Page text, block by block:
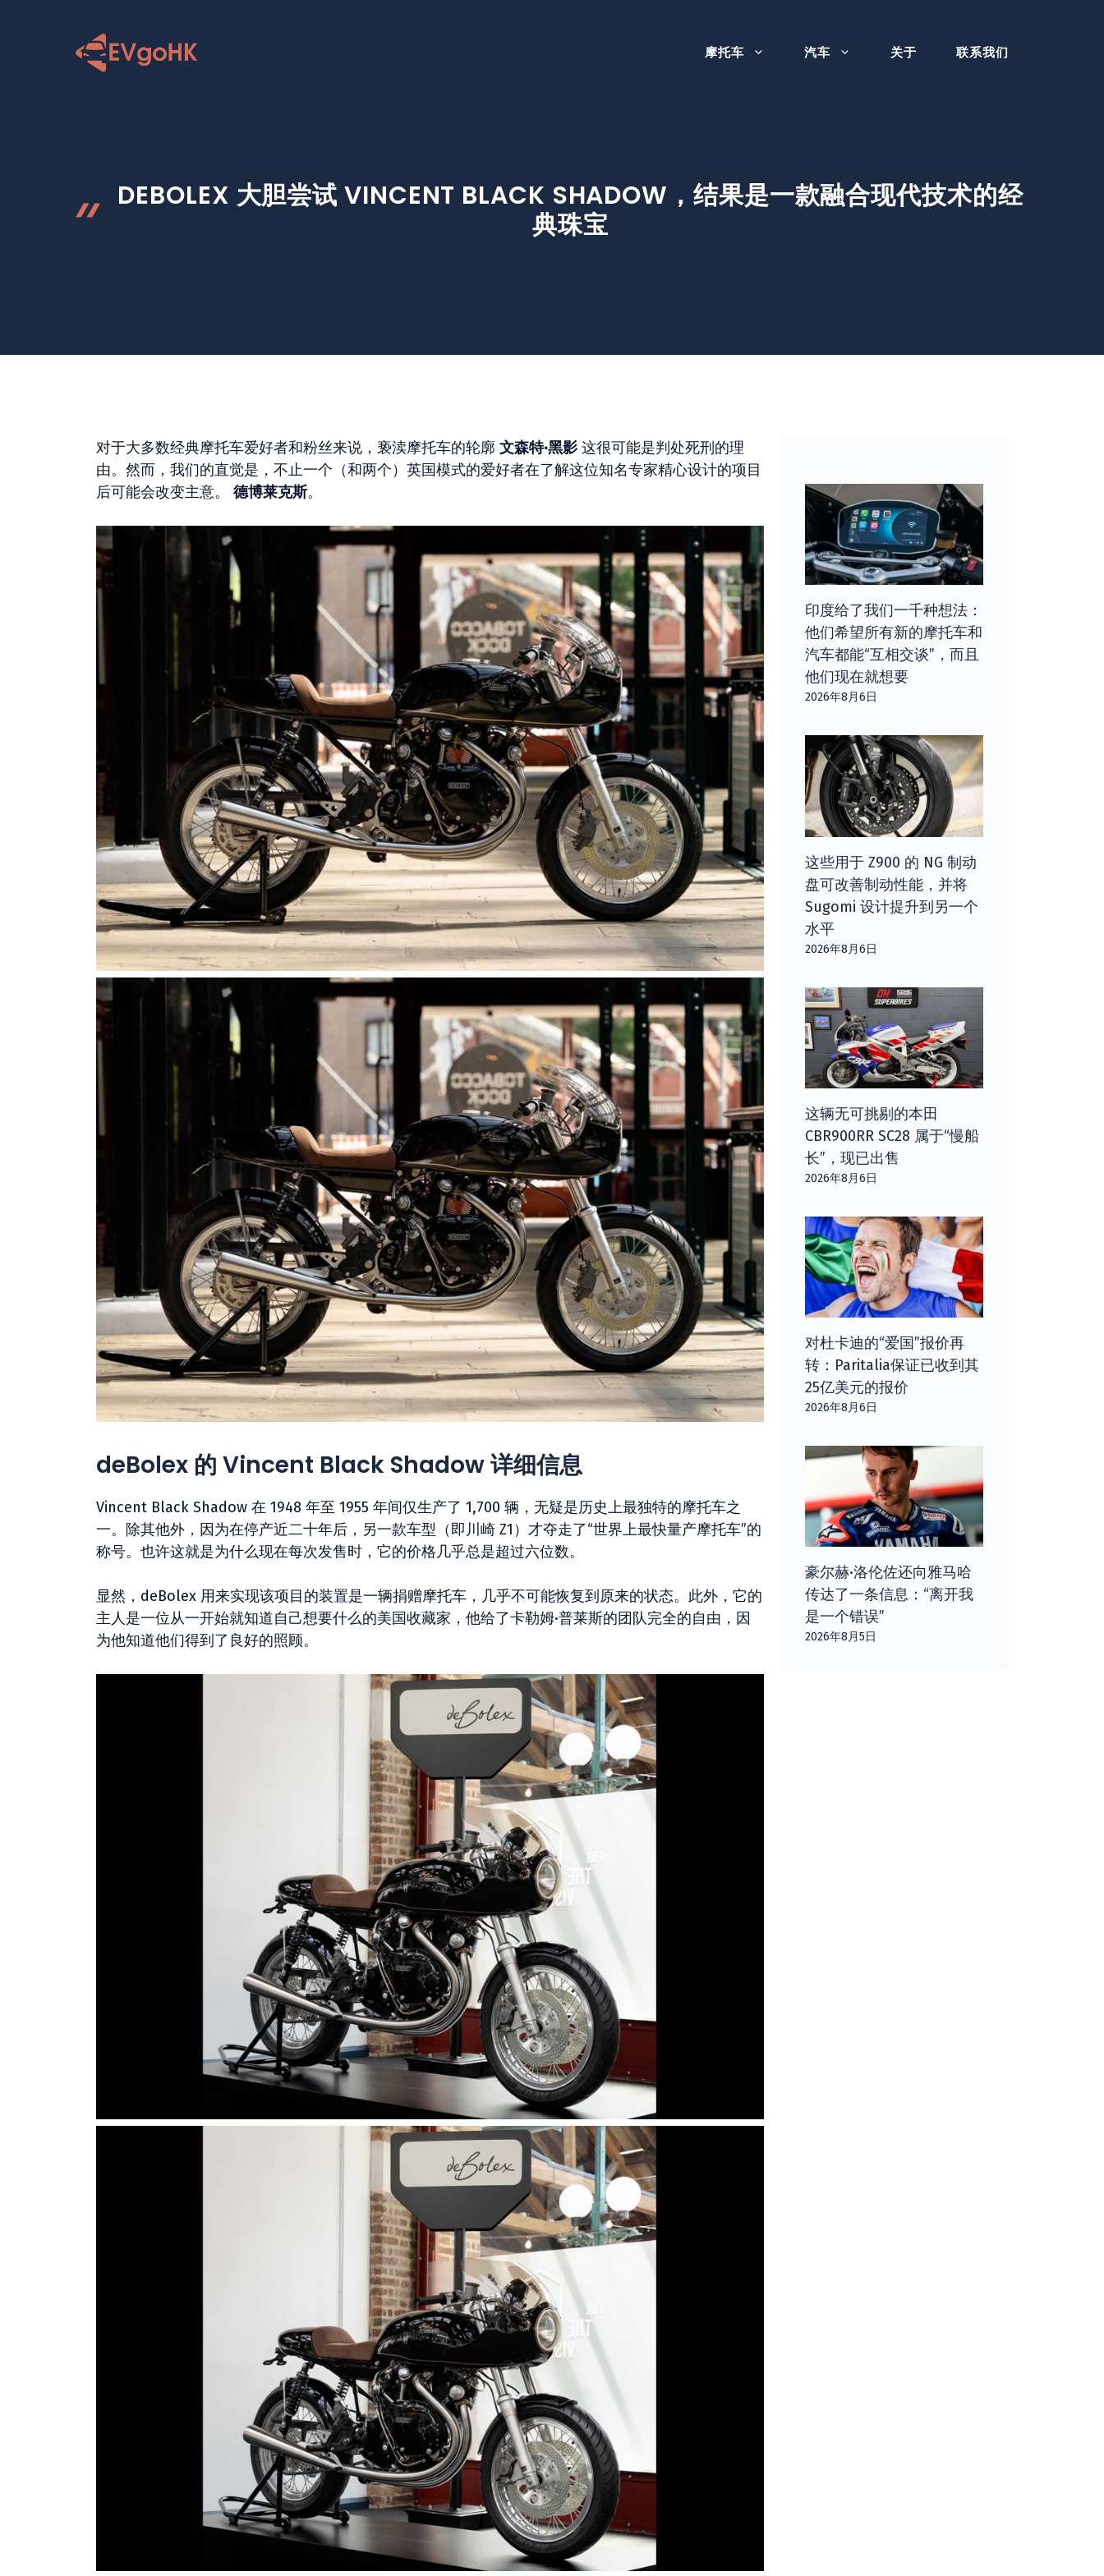
摩托车 汽车 关于 联系我们
DEBOLEX 大胆尝试 VINCENT BLACK SHADOW，结果是一款融合现代技术的经
典珠宝
对于大多数经典摩托车爱好者和粉丝来说，亵渎摩托车的轮廓 文森特·黑影 这很可能是判处死刑的理
由。然而，我们的直觉是，不止一个（和两个）英国模式的爱好者在了解这位知名专家精心设计的项目
后可能会改变主意。 德博莱克斯。
deBolex 的 Vincent Black Shadow 详细信息
Vincent Black Shadow 在 1948 年至 1955 年间仅生产了 1,700 辆，无疑是历史上最独特的摩托车之
一。除其他外，因为在停产近二十年后，另一款车型（即川崎 Z1）才夺走了“世界上最快量产摩托车”的
称号。也许这就是为什么现在每次发售时，它的价格几乎总是超过六位数。
显然，deBolex 用来实现该项目的装置是一辆捐赠摩托车，几乎不可能恢复到原来的状态。此外，它的
主人是一位从一开始就知道自己想要什么的美国收藏家，他给了卡勒姆·普莱斯的团队完全的自由，因
为他知道他们得到了良好的照顾。
印度给了我们一千种想法：
他们希望所有新的摩托车和
汽车都能“互相交谈”，而且
他们现在就想要
2026年8月6日
这些用于 Z900 的 NG 制动
盘可改善制动性能，并将
Sugomi 设计提升到另一个
水平
2026年8月6日
这辆无可挑剔的本田
CBR900RR SC28 属于“慢船
长”，现已出售
2026年8月6日
对杜卡迪的“爱国”报价再
转：Paritalia保证已收到其
25亿美元的报价
2026年8月6日
豪尔赫·洛伦佐还向雅马哈
传达了一条信息：“离开我
是一个错误”
2026年8月5日